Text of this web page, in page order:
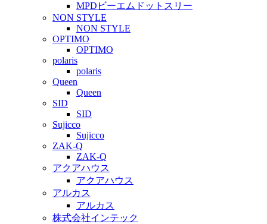
MPDビーエムドットスリー
NON STYLE
NON STYLE
OPTIMO
OPTIMO
polaris
polaris
Queen
Queen
SID
SID
Sujicco
Sujicco
ZAK-Q
ZAK-Q
アクアハウス
アクアハウス
アルカス
アルカス
株式会社インテック